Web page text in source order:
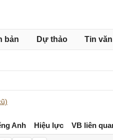
bản Dự thảo Tin
Anh Hiệu lực VB liên